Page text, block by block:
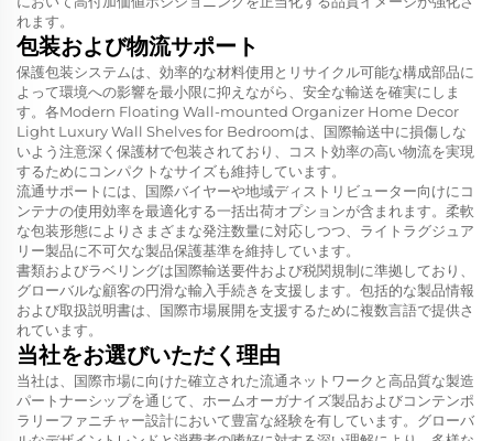
れます。
包装および物流サポート
保護包装システムは、効率的な材料使用とリサイクル可能な構成部品に
よって環境への影響を最小限に抑えながら、安全な輸送を確実にしま
す。各Modern Floating Wall-mounted Organizer Home Decor
Light Luxury Wall Shelves for Bedroomは、国際輸送中に損傷しな
いよう注意深く保護材で包装されており、コスト効率の高い物流を実現
するためにコンパクトなサイズも維持しています。
流通サポートには、国際バイヤーや地域ディストリビューター向けにコ
ンテナの使用効率を最適化する一括出荷オプションが含まれます。柔軟
な包装形態によりさまざまな発注数量に対応しつつ、ライトラグジュア
リー製品に不可欠な製品保護基準を維持しています。
書類およびラベリングは国際輸送要件および税関規制に準拠しており、
グローバルな顧客の円滑な輸入手続きを支援します。包括的な製品情報
および取扱説明書は、国際市場展開を支援するために複数言語で提供さ
れています。
当社をお選びいただく理由
当社は、国際市場に向けた確立された流通ネットワークと高品質な製造
パートナーシップを通じて、ホームオーガナイズ製品およびコンテンポ
ラリーファニチャー設計において豊富な経験を有しています。グローバ